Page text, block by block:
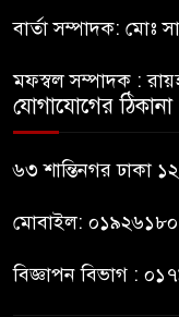
৯
বার্তা সম্পাদক: মোঃ
মফস্বল সম্পাদক :
যোগাযোগের ঠিকানা
৬৩ শান্তিনগর ঢাকা
মোবাইল:
বিজ্ঞাপন বিভাগ :